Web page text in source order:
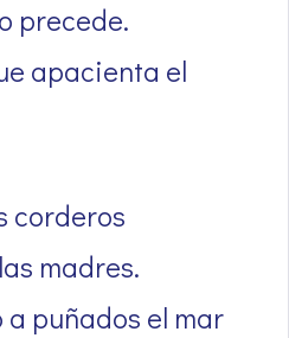
precede.
apacienta el
corderos
madres.
puñados el mar